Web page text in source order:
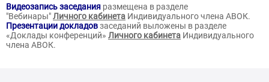
Видеозапись заседания размещена в разделе
"Вебинары"Личного кабинета Индивидуального члена АВОК.
Презентации докладовзаседаний выложены в разделе
«Доклады конференций» Личного кабинета Индивидуального
члена АВОК.